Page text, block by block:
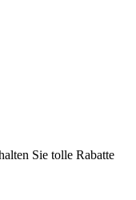
Sie tolle Rabatte